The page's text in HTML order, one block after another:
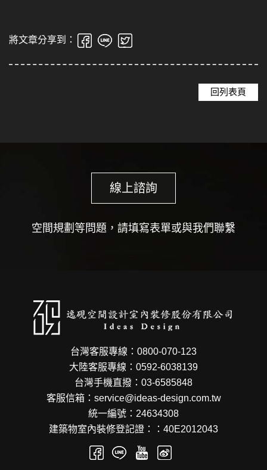
將文章分享到：
回列表頁
線上諮詢
空間規劃等問題，請填寫表單或與我們聯繫
台灣客服專線：0800-070-123
大陸客服專線：0592-6038139
台灣手機直撥：03-6585848
客服信箱：service@ideas-design.com.tw
統一編號：24634308
建築物室內裝修登記證：：40E2012043